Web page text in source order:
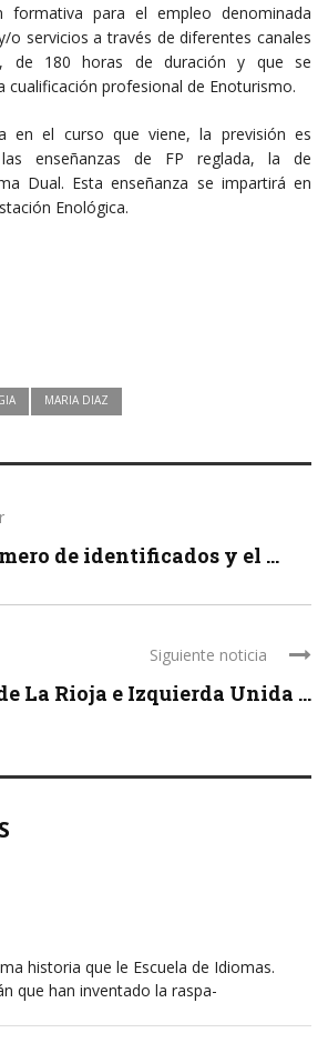
formativa para el empleo denominada
o servicios a través de diferentes canales
de 180 horas de duración y que se
cualificación profesional de Enoturismo.
en el curso que viene, la previsión es
enseñanzas de FP reglada, la de
Dual. Esta enseñanza se impartirá en
Enológica.
MARIA DIAZ
de identificados y el ...
Siguiente noticia
La Rioja e Izquierda Unida ...
historia que le Escuela de Idiomas.
que han inventado la raspa-